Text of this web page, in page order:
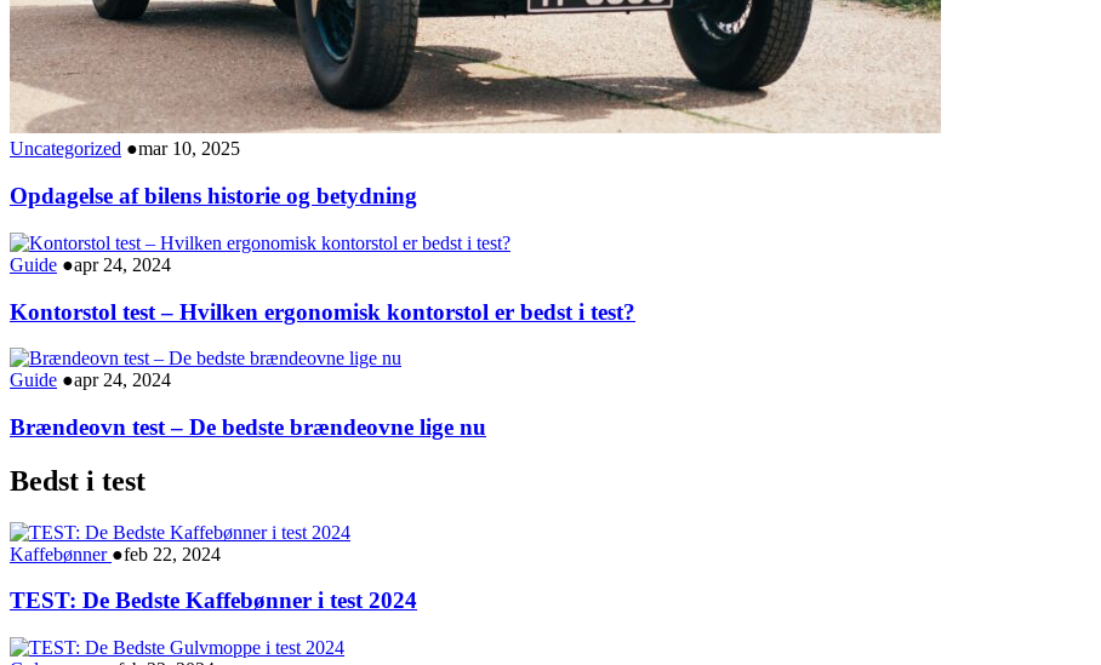
Uncategorized ●mar 10, 2025
Opdagelse af bilens historie og betydning
Guide ●apr 24, 2024
Kontorstol test – Hvilken ergonomisk kontorstol er bedst i test?
Guide ●apr 24, 2024
Brændeovn test – De bedste brændeovne lige nu
Bedst i test
Kaffebønner ●feb 22, 2024
TEST: De Bedste Kaffebønner i test 2024